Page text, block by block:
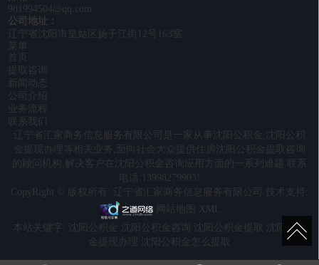
981994504@qq.com
公司地址：
辽宁省沈阳市皇姑区扬子江街12号163室
菜单
首页
提取咨询
新闻动态
公司介绍
业务流程
联系我们
辽宁省汇家商务信息服务有限公司是一家从事 沈阳公积金 , 沈阳公积
金提现办理
等相关业务,面向社会大众提供住房 沈阳公积金提取 咨询
的顾问机构,解决客户在沈阳公积金咨询 应用方面的一系列难题.联系
电话:13998279903!
CopyRight © 版权所有: 辽宁省汇家商务信息服务有限公司
技术支持:
网站地图
XML
本站关键字: 沈阳公积金 沈阳公积金咨询 沈阳公积金提取 沈阳公积
金提现办理
沈阳公积金怎么提取